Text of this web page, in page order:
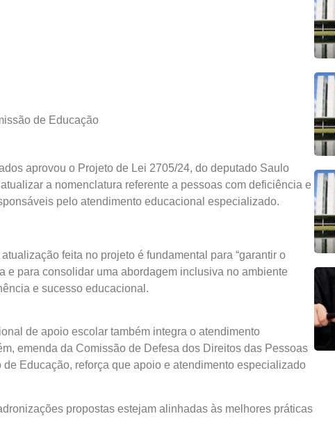
de Educação
aprovou o Projeto de Lei 2705/24, do deputado Saulo
a nomenclatura referente a pessoas com deficiência e
pelo atendimento educacional especializado.
feita no projeto é fundamental para “garantir o
para consolidar uma abordagem inclusiva no ambiente
e sucesso educacional.
de apoio escolar também integra o atendimento
emenda da Comissão de Defesa dos Direitos das Pessoas
Educação, reforça que apoio e atendimento especializado
propostas estejam alinhadas às melhores práticas